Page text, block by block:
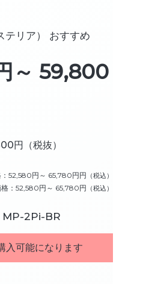
テリア） おすすめ
～ 59,800
円 （税抜）
52,580円～ 65,780円円 （税込）
： 52,580円～ 65,780円 （税込）
2Pi-BR
入可能になります